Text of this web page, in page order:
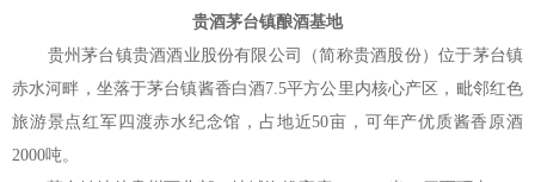
贵酒茅台镇酿酒基地
贵州茅台镇贵酒酒业股份有限公司（简称贵酒股份）位于茅台镇
赤水河畔，坐落于茅台镇酱香白酒7.5平方公里内核心产区，毗邻红色
旅游景点红军四渡赤水纪念馆，占地近50亩，可年产优质酱香原酒
2000吨。